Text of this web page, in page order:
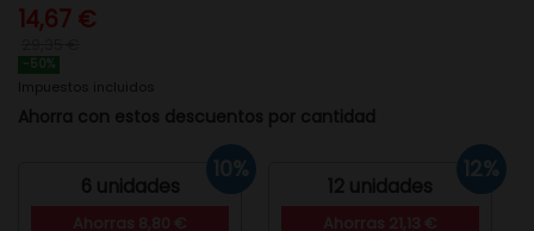
14,67 €
-50%
Impuestos incluidos
Ahorra con estos descuentos por cantidad
6 unidades
10%
12 unidades
12%